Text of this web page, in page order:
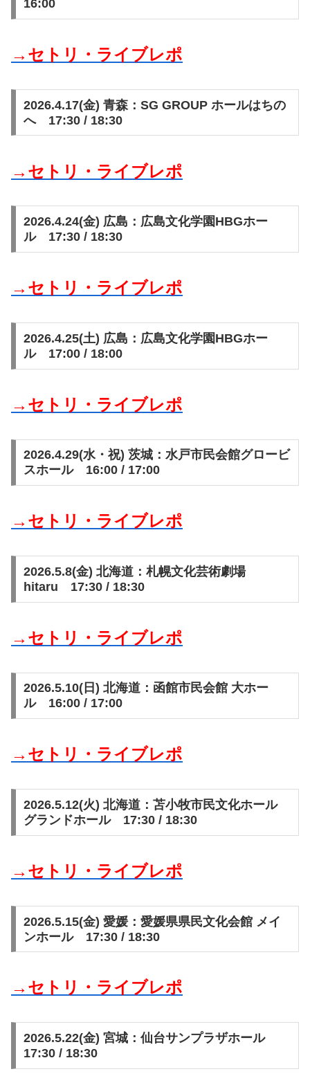
16:00
→セトリ・ライブレポ
2026.4.17(金) 青森：SG GROUP ホールはちの
へ 17:30 / 18:30
→セトリ・ライブレポ
2026.4.24(金) 広島：広島文化学園HBGホー
ル 17:30 / 18:30
→セトリ・ライブレポ
2026.4.25(土) 広島：広島文化学園HBGホー
ル 17:00 / 18:00
→セトリ・ライブレポ
2026.4.29(水・祝) 茨城：水戸市民会館グロービ
スホール 16:00 / 17:00
→セトリ・ライブレポ
2026.5.8(金) 北海道：札幌文化芸術劇場
hitaru 17:30 / 18:30
→セトリ・ライブレポ
2026.5.10(日) 北海道：函館市民会館 大ホー
ル 16:00 / 17:00
→セトリ・ライブレポ
2026.5.12(火) 北海道：苫小牧市民文化ホール
グランドホール 17:30 / 18:30
→セトリ・ライブレポ
2026.5.15(金) 愛媛：愛媛県県民文化会館 メイ
ンホール 17:30 / 18:30
→セトリ・ライブレポ
2026.5.22(金) 宮城：仙台サンプラザホール
17:30 / 18:30